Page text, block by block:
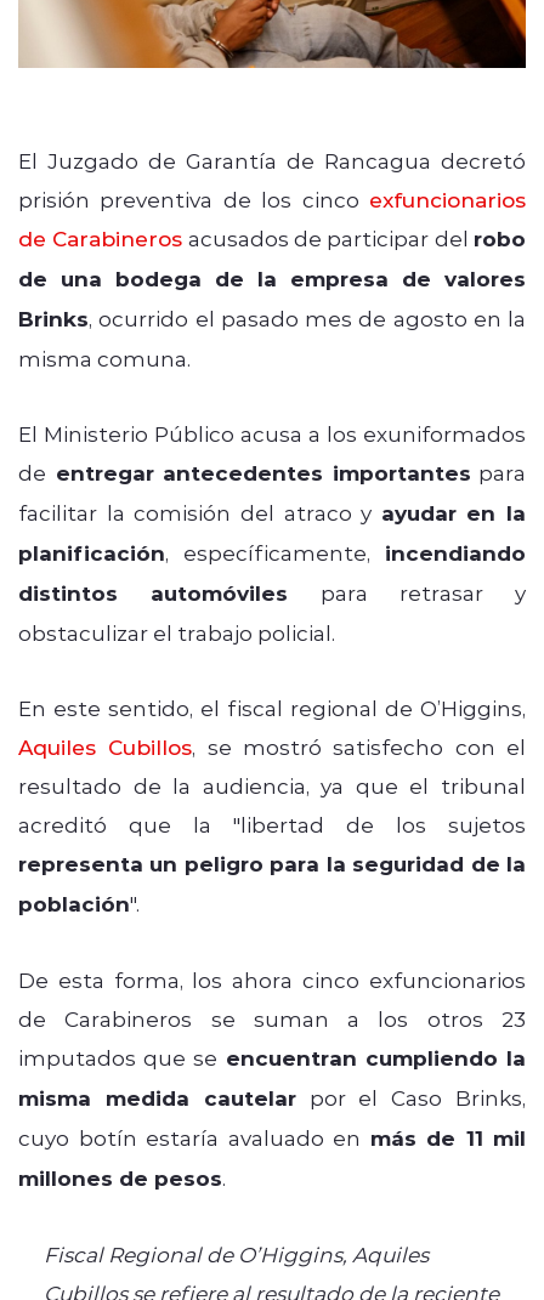
El Juzgado de Garantía de Rancagua decretó
prisión preventiva de los cinco exfuncionarios
de Carabineros acusados de participar del robo
de una bodega de la empresa de valores
Brinks, ocurrido el pasado mes de agosto en la
misma comuna.
El Ministerio Público acusa a los exuniformados
de entregar antecedentes importantes para
facilitar la comisión del atraco y ayudar en la
planificación, específicamente, incendiando
distintos automóviles para retrasar y
obstaculizar el trabajo policial.
En este sentido, el fiscal regional de O’Higgins,
Aquiles Cubillos, se mostró satisfecho con el
resultado de la audiencia, ya que el tribunal
acreditó que la "libertad de los sujetos
representa un peligro para la seguridad de la
población".
De esta forma, los ahora cinco exfuncionarios
de Carabineros se suman a los otros 23
imputados que se encuentran cumpliendo la
misma medida cautelarpor el Caso Brinks,
cuyo botín estaría avaluado en más de 11 mil
millones de pesos.
Fiscal Regional de O’Higgins, Aquiles
Cubillos se refiere al resultado de la reciente